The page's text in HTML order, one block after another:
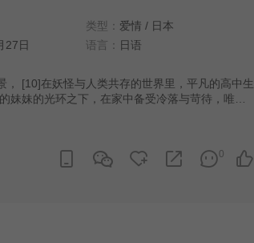
类型： 爱情 / 日本
27日 语言： 日语
[10]在妖怪与人类共存的世界里，平凡的高中生
妹的光环之下，在家中备受冷落与苛待，唯有
方竟直言：“终于找到你了——我的花嫁。” 两人
份感到不安，玲夜则担心柚子能否在妖怪世界获
此展开。
0